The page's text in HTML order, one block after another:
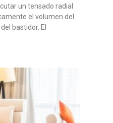
un tensado radial
el volumen del
bastidor. El